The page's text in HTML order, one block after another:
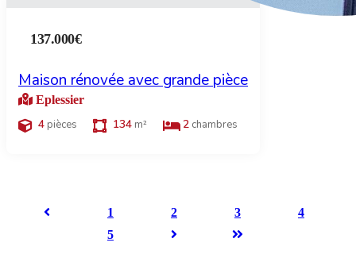
137.000€
Maison rénovée avec grande pièce
Eplessier
4 pièces 134 m² 2 chambres
1 2 3
4
5